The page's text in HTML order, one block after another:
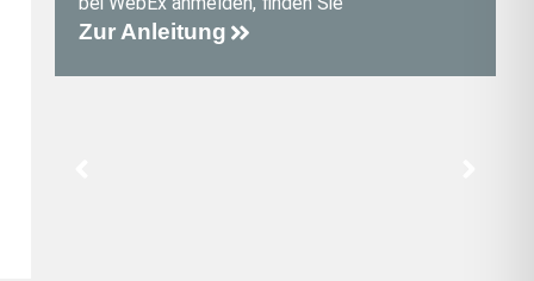
Zur Anleitung